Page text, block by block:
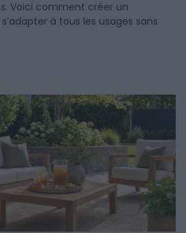
Voici comment créer un
à tous les usages sans